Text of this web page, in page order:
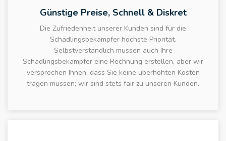
Günstige Preise, Schnell & Diskret
Die Zufriedenheit unserer Kunden sind für die
Schädlingsbekämpfer höchste Priorität.
Selbstverständlich müssen auch Ihre
Schädlingsbekämpfer eine Rechnung erstellen, aber wir
versprechen Ihnen, dass Sie keine überhöhten Kosten
tragen müssen; wir sind stets fair zu unseren Kunden.